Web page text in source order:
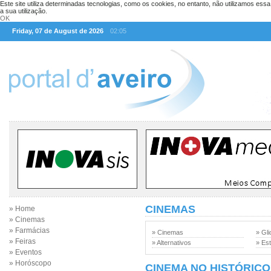
Este site utiliza determinadas tecnologias, como os cookies, no entanto, não utilizamos
a sua utilização.
OK
Friday, 07 de August de 2026
02:05
» Home
» Cinemas
» Farmácias
» Feiras
» Eventos
» Horóscopo
CINEMAS
» Cinemas
» Alternativos
»
»
CINEMA NO HISTÓRICO